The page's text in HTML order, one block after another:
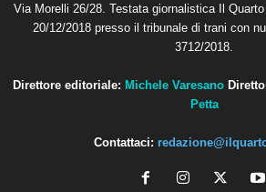
Via Morelli 26/28. Testata giornalistica Il
20/12/2018 presso il tribunale di trani con
3712/2018.
Direttore editoriale: Michele Varesano
Petta
Contattaci: